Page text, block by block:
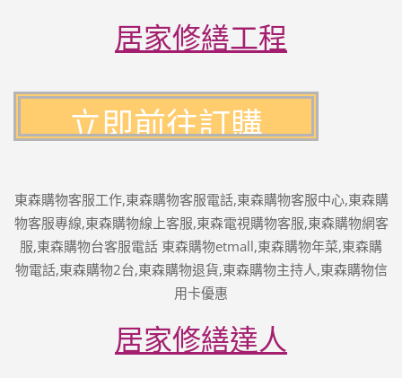
居家修繕工程
東森購物客服工作,東森購物客服電話,東森購物客服中心,東森購
物客服專線,東森購物線上客服,東森電視購物客服,東森購物網客
服,東森購物台客服電話 東森購物etmall,東森購物年菜,東森購
物電話,東森購物2台,東森購物退貨,東森購物主持人,東森購物信
用卡優惠
居家修繕達人